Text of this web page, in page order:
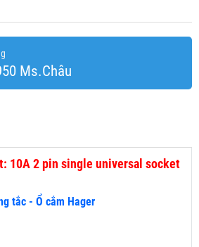
Ms.Châu
10A 2 pin single universal socket
tắc - Ổ cắm Hager